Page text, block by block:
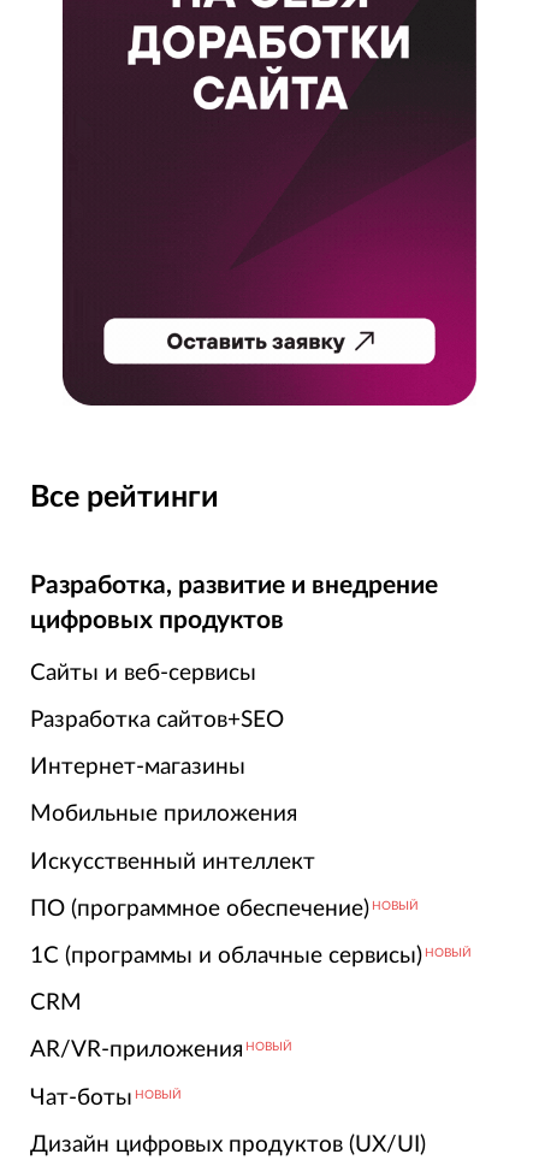
Все рейтинги
Разработка, развитие и внедрение
цифровых продуктов
Сайты и веб-сервисы
Разработка сайтов+SEO
Интернет-магазины
Мобильные приложения
Искусственный интеллект
ПО (программное обеспечение) НОВЫЙ
1С (программы и облачные сервисы) НОВЫЙ
CRM
AR/VR-приложения НОВЫЙ
Чат-боты НОВЫЙ
Дизайн цифровых продуктов (UX/UI)